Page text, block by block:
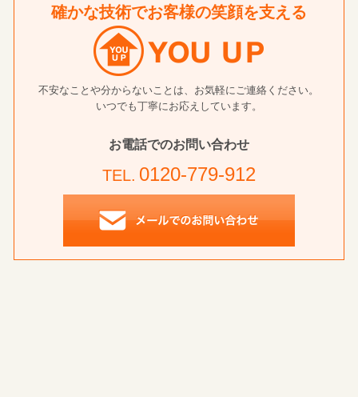
確かな技術でお客様の笑顔を支える
不安なことや分からないことは、お気軽にご連絡ください。
いつでも丁寧にお応えしています。
お電話でのお問い合わせ
TEL. 0120-779-912